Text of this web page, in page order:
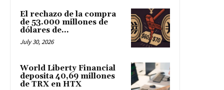
El rechazo de la compra
de 53.000 millones de
dólares de...
July 30, 2026
World Liberty Financial
deposita 40,69 millones
de TRX en HTX